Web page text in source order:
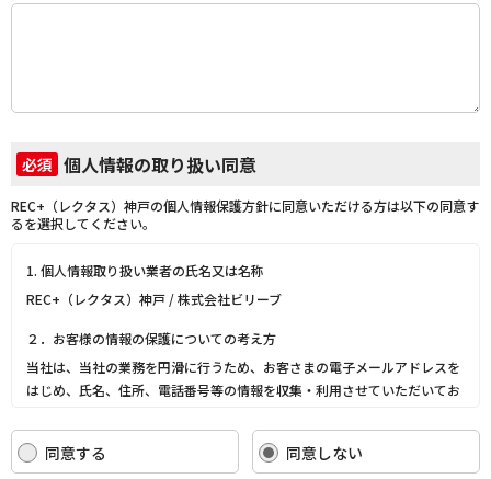
必須 個人情報の取り扱い同意
REC+（レクタス）神戸の個人情報保護方針に同意いただける方は以下の同意す
るを選択してください。
1. 個人情報取り扱い業者の氏名又は名称
REC+（レクタス）神戸 / 株式会社ビリーブ
２．お客様の情報の保護についての考え方
当社は、当社の業務を円滑に行うため、お客さまの電子メールアドレスを
はじめ、氏名、住所、電話番号等の情報を収集・利用させていただいてお
当社は、これらのお客さまの個人情報（以下「お客さま情報」といいま
す。）の適正な保護を重大な責務と認識し、この責務を果たすために、次
同意する 同意しない